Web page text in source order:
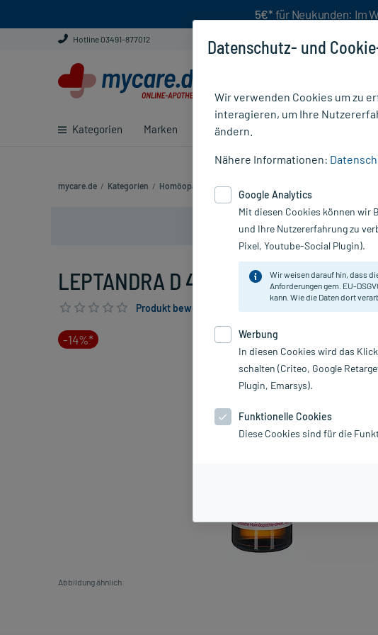
5€* für Neukunden: Im
Hotline 03491-877012
Kategorien Marken Ratgeber
mycare.de / Kategorien / Homöopathie / Einzelmittel
Nur für
LEPTANDRA D 4, 20 ml
Produkt bewerten & PlusHerzen sichern
-14%*
Abbildung ähnlich
Datenschutz- und
Wir verwenden Cookies um zu
interagieren, um Ihre
ändern.
Nähere Informationen:
Google Analytics
Mit diesen Cookies können wir
und Ihre Nutzererfahrung zu
Pixel, Youtube-Social Plugin).
Wir weisen darauf hin, dass
Anforderungen gem. EU-
kann. Wie die Daten dort
Werbung
In diesen Cookies wird das
schalten (Criteo, Google
Plugin, Emarsys).
Funktionelle Cookies
Diese Cookies sind für die